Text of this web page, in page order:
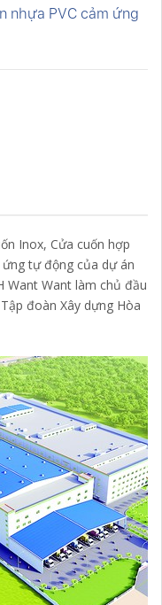
nhựa PVC cảm ứng
Inox, Cửa cuốn hợp
tự động của dự án
Want Want làm chủ đầu
đoàn Xây dựng Hòa